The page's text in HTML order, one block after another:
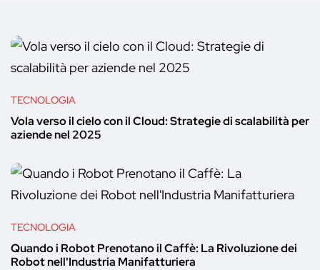
TECNOLOGIA
Vola verso il cielo con il Cloud: Strategie di scalabilità per
aziende nel 2025
TECNOLOGIA
Quando i Robot Prenotano il Caffè: La Rivoluzione dei
Robot nell'Industria Manifatturiera